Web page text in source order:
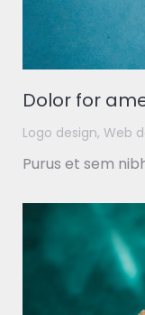
Dolor for
Logo design, Web
Purus et sem